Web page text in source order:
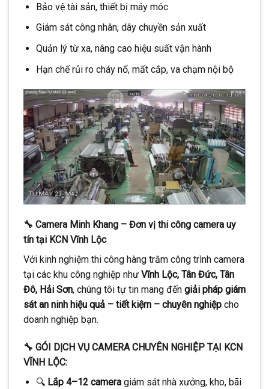
Bảo vệ tài sản, thiết bị máy móc
Giám sát công nhân, dây chuyền sản xuất
Quản lý từ xa, nâng cao hiệu suất vận hành
Hạn chế rủi ro cháy nổ, mất cắp, va chạm nội bộ
🔧 Camera Minh Khang – Đơn vị thi công camera uy
tín tại KCN Vĩnh Lộc
Với kinh nghiệm thi công hàng trăm công trình camera
tại các khu công nghiệp như Vĩnh Lộc, Tân Đức, Tân
Đô, Hải Sơn, chúng tôi tự tin mang đến giải pháp giám
sát an ninh hiệu quả – tiết kiệm – chuyên nghiệp cho
doanh nghiệp bạn.
🔧 GÓI DỊCH VỤ CAMERA CHUYÊN NGHIỆP TẠI KCN
VĨNH LỘC:
🔍 Lắp 4–12 cameragiám sát nhà xưởng, kho, bãi